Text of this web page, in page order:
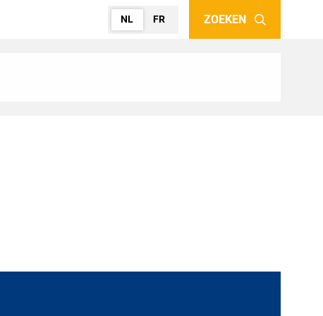
NL FR ZOEKEN